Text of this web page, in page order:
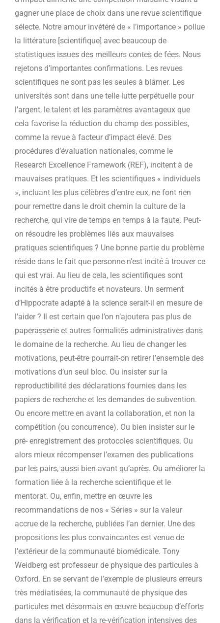
gagner une place de choix dans une revue scientifique
sélecte. Notre amour invétéré de « l’importance » pollue
la littérature [scientifique] avec beaucoup de
statistiques issues des meilleurs contes de fées. Nous
rejetons d’importantes confirmations. Les revues
scientifiques ne sont pas les seules à blâmer. Les
universités sont dans une telle lutte perpétuelle pour
l’argent, le talent et les paramètres avantageux que
cela favorise la réduction du champ des possibles,
comme la revue à facteur d’impact élevé. Des
procédures d’évaluation nationales, comme le
Research Excellence Framework (REF), incitent à de
mauvaises pratiques. Et les scientifiques « individuels
», incluant les plus célèbres d’entre eux, ne font rien
pour remettre dans le droit chemin la culture de la
recherche, qui vire de temps en temps à la faute. Peut-
on résoudre les problèmes liés aux mauvaises
pratiques scientifiques ? Une bonne partie du problème
réside dans le fait que personne n’est incité à trouver ce
qui est vrai. Au lieu de cela, les scientifiques sont
incités à être productifs et novateurs. Un serment
d’Hippocrate adapté à la science serait-il en mesure de
l’aider ? Il est certain que l’on n’ajoutera pas plus de
paperasserie et autres formalités administratives dans
le domaine de la recherche. Au lieu de changer les
motivations, peut-être pourrait-on retirer l’ensemble des
motivations d’un seul bloc. Ou insister sur la
reproductibilité des déclarations fournies dans les
papiers de recherche et les demandes de subvention.
Ou encore mettre en avant la collaboration, et non la
compétition (ou concurrence). Ou bien insister sur le
pré- enregistrement des protocoles scientifiques. Ou
alors mieux récompenser l’examen des publications
par les pairs, aussi bien avant qu’après. Ou améliorer la
formation liée à la recherche scientifique et le
mentorat. Ou, enfin, mettre en œuvre les
recommandations de nos « Séries » sur la valeur
accrue de la recherche, publiées l’an dernier. Une des
propositions les plus convaincantes est venue de
l’extérieur de la communauté biomédicale. Tony
Weidberg est professeur de physique des particules à
Oxford. En se servant de l’exemple de plusieurs erreurs
très médiatisées, la communauté de physique des
particules met désormais en œuvre beaucoup d’efforts
dans la vérification et la re-vérification intensives des